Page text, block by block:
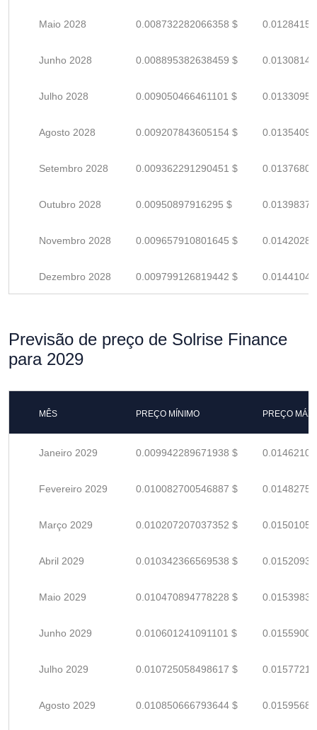
Maio 2028 0.008732282066358 $
Junho 2028 0.008895382638459 $
Julho 2028 0.009050466461101 $
Agosto 2028 0.009207843605154 $
Setembro 2028 0.009362291290451 $
Outubro 2028 0.00950897916295 $
Novembro 2028 0.009657910801645 $
Dezembro 2028 0.009799126819442 $
Previsão de preço de Solrise Finance
para 2029
MÊS PREÇO MÍNIMO PREÇO
Janeiro 2029 0.009942289671938 $
Fevereiro 2029 0.010082700546887 $
Março 2029 0.010207207037352 $
Abril 2029 0.010342366569538 $
Maio 2029 0.010470894778228 $
Junho 2029 0.010601241091101 $
Julho 2029 0.010725058498617 $
Agosto 2029 0.010850666793644 $